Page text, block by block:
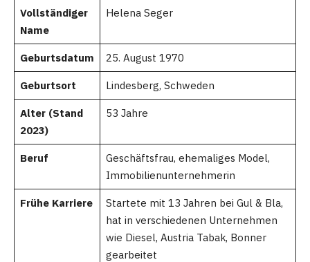
Vollständiger
Name
Helena Seger
Geburtsdatum 25. August 1970
Geburtsort Lindesberg, Schweden
Alter (Stand
2023)
53 Jahre
Beruf
Geschäftsfrau, ehemaliges Model,
Immobilienunternehmerin
Frühe Karriere
Startete mit 13 Jahren bei Gul & Bla,
hat in verschiedenen Unternehmen
wie Diesel, Austria Tabak, Bonner
gearbeitet